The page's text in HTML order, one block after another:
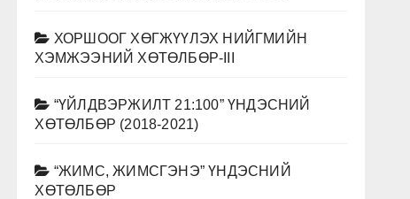
ХОРШООГ ХӨГЖҮҮЛЭХ НИЙГМИЙН
ХЭМЖЭЭНИЙ ХӨТӨЛБӨР-III
“ҮЙЛДВЭРЖИЛТ 21:100” ҮНДЭСНИЙ
ХӨТӨЛБӨР (2018-2021)
“ЖИМС, ЖИМСГЭНЭ” ҮНДЭСНИЙ
ХӨТӨЛБӨР